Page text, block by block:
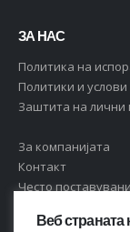
ЗА НАС
Политика на
Политики и
Заштита на лични
За компанијата
Контакт
Често
Веб